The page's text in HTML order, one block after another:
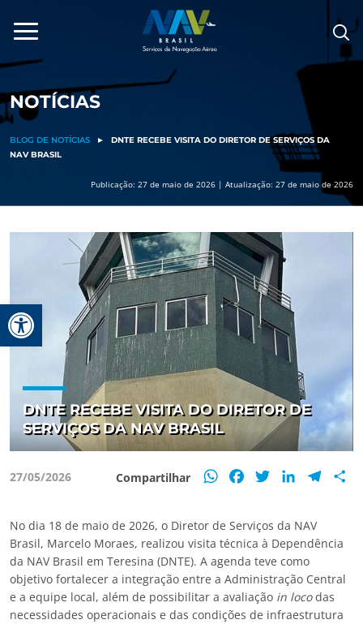
Barra de Ferramentas Aberta
para
conteúdo
NOTÍCIAS
BLOG DE NOTÍCIAS ►
DNTE RECEBE VISITA DO DIRETOR DE SERVIÇOS DA
NAV BRASIL
Publicação: 27 de maio de 2026 | Atualização: 27 de maio de 2026
DNTE RECEBE VISITA DO DIRETOR DE
SERVIÇOS DA NAV BRASIL
27/05/2026 Compartilhar WhatsApp
FacebookTwitterLinkedIn
No dia 18 de maio de 2026, o Diretor de Serviços da NAV
Brasil, Marcelo Moraes, realizou visita técnica à Dependência
da NAV Brasil em Teresina (DNTE). A agenda teve como
objetivo fortalecer a integração entre a Administração Central
e a equipe local, além de possibilitar a avaliação in locodas
necessidades operacionais e das condições de infraestrutura